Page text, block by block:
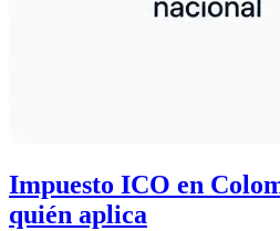
Impuesto ICO en
quién aplica